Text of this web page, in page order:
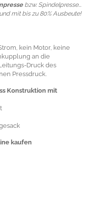
bzw. Spindelpresse...
mit bis zu 80% Ausbeute!
kein Motor, keine
an die
Druck des
Pressdruck.
Konstruktion mit
kaufen